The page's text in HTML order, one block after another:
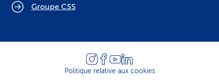
Groupe CSS
Politique relative aux cookies